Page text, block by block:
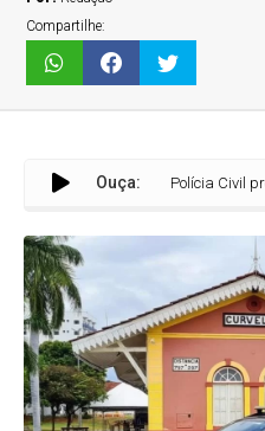
Compartilhe:
Ouça:
Polícia Civil prende